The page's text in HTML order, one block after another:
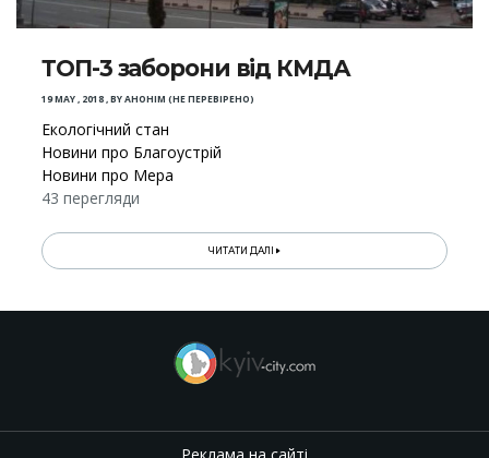
ТОП-3 заборони від КМДА
19 MAY , 2018,BYАНОНІМ (НЕ ПЕРЕВІРЕНО)
Екологічний стан
Новини про Благоустрій
Новини про Мера
43 перегляди
ЧИТАТИ ДАЛІ
Реклама на сайті